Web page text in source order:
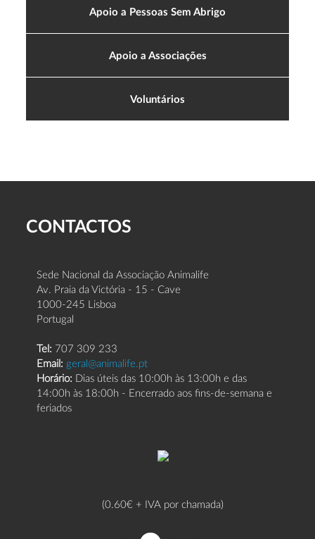
Apoio a Pessoas Sem Abrigo
Apoio a Associações
Voluntários
CONTACTOS
Sede Nacional da Associação Animalife
Av. Praia da Victória - 15 - Cave
1000-245 Lisboa
Portugal
Tel: 707 309 233
Email: geral@animalife.pt
Horário: Dias úteis das 10:00h às 13:00h e das
14:00h às 18:00h - Encerrado aos fins-de-semana e
feriados
(0.60€ + IVA por chamada)